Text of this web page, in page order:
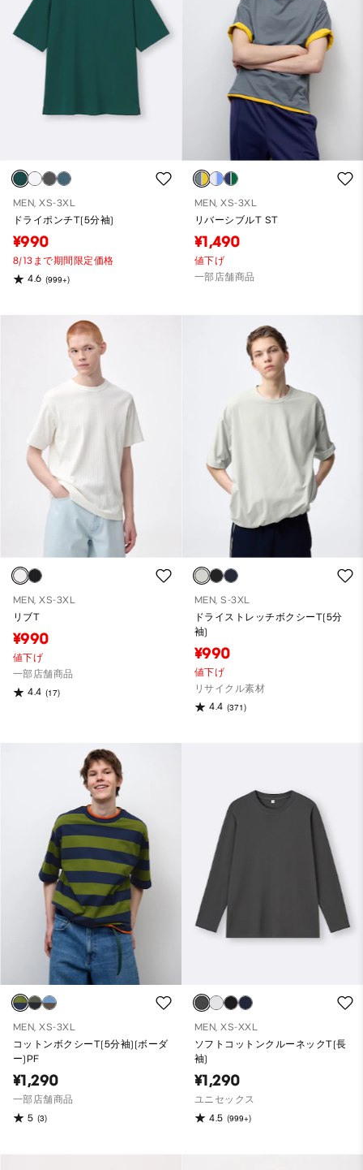
MEN, XS-3XL
ドライポンチT(5分袖)
¥990
8/13まで期間限定価格
4.6 (999+)
MEN, XS-3XL
リバーシブルT ST
¥1,490
値下げ
一部店舗商品
MEN, XS-3XL
リブT
¥990
値下げ
一部店舗商品
4.4 (17)
MEN, S-3XL
ドライストレッチボクシーT(5分
袖)
¥990
値下げ
リサイクル素材
4.4 (371)
MEN, XS-3XL
コットンボクシーT(5分袖)(ボーダ
ー)PF
¥1,290
一部店舗商品
5 (3)
MEN, XS-XXL
ソフトコットンクルーネックT(長
袖)
¥1,290
ユニセックス
4.5 (999+)